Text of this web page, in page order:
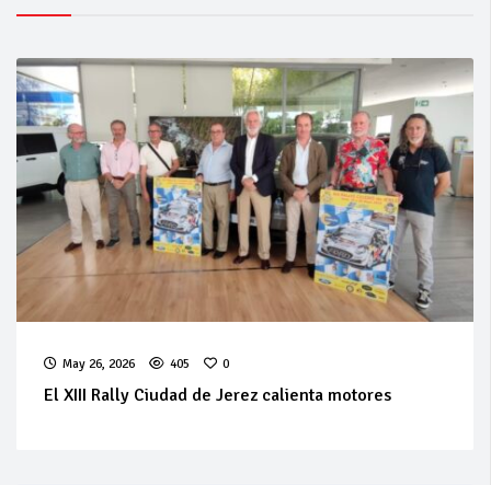
May 26, 2026 405 0
El XIII Rally Ciudad de Jerez calienta motores